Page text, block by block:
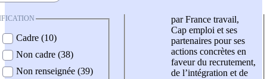
Cadre (10)
Non cadre (38)
Non renseignée (39)
par France travail,
Cap emploi et ses
partenaires pour ses
actions concrètes en
faveur du recrutement,
de l’intégration et de